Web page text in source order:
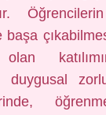
başa
duygusal